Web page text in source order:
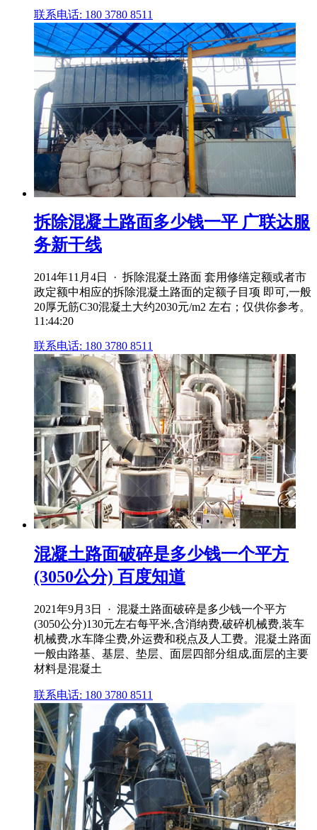
联系电话: 180 3780 8511
拆除混凝土路面多少钱一平 广联达服
务新干线
2014年11月4日 · 拆除混凝土路面 套用修缮定额或者市
政定额中相应的拆除混凝土路面的定额子目项 即可,一般
20厚无筋C30混凝土大约2030元/m2 左右；仅供你参考。
11:44:20
联系电话: 180 3780 8511
混凝土路面破碎是多少钱一个平方
(3050公分) 百度知道
2021年9月3日 · 混凝土路面破碎是多少钱一个平方
(3050公分)130元左右每平米,含消纳费,破碎机械费,装车
机械费,水车降尘费,外运费和税点及人工费。混凝土路面
一般由路基、基层、垫层、面层四部分组成,面层的主要
材料是混凝土
联系电话: 180 3780 8511